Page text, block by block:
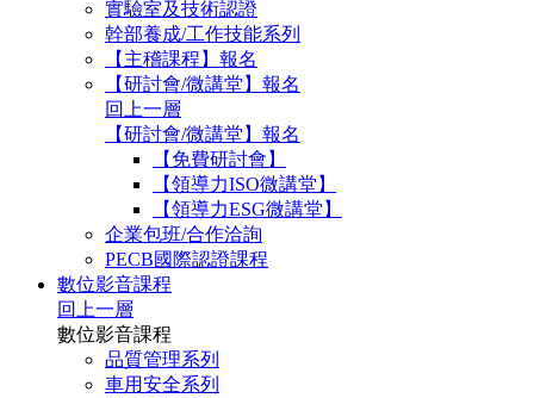
實驗室及技術認證
幹部養成/工作技能系列
【主稽課程】報名
【研討會/微講堂】報名
回上一層
【研討會/微講堂】報名
【免費研討會】
【領導力ISO微講堂】
【領導力ESG微講堂】
企業包班/合作洽詢
PECB國際認證課程
數位影音課程
回上一層
數位影音課程
品質管理系列
車用安全系列